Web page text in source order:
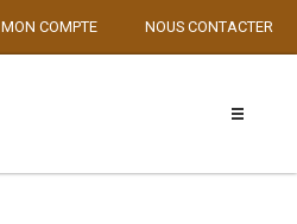
MON COMPTE NOUS CONTACTER